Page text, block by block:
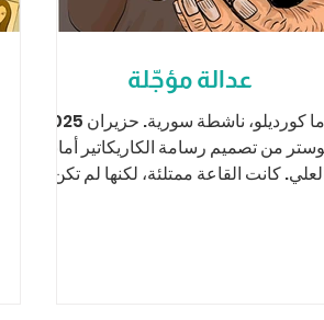
عدالة مؤجّلة
تياما كورديلو، ناشطة سورية. حزيران 2025
من تصميم رسامة الكاريكاتير أماني
كانت القاعة ممتلئة، لكنها لم تكن